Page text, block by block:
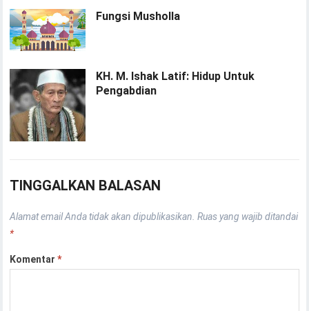
Fungsi Musholla
KH. M. Ishak Latif: Hidup Untuk
Pengabdian
TINGGALKAN BALASAN
Alamat email Anda tidak akan dipublikasikan. Ruas yang wajib ditandai
*
Komentar*